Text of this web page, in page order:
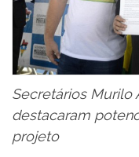
Secretários Murilo
destacaram
projeto